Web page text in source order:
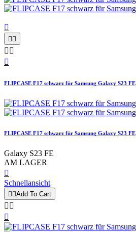

 
 

FLIPCASE F17 schwarz für Samsung Galaxy S23 FE
FLIPCASE F17 schwarz für Samsung Galaxy S23 FE
Galaxy S23 FE
AM LAGER

Schnellansicht
Add To Cart
 
